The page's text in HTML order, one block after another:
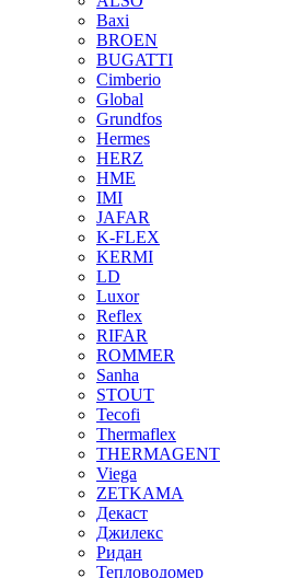
Baxi
BROEN
BUGATTI
Cimberio
Global
Grundfos
Hermes
HERZ
HME
IMI
JAFAR
K-FLEX
KERMI
LD
Luxor
Reflex
RIFAR
ROMMER
Sanha
STOUT
Tecofi
Thermaflex
THERMAGENT
Viega
ZETKAMA
Декаст
Джилекс
Ридан
Тепловодомер